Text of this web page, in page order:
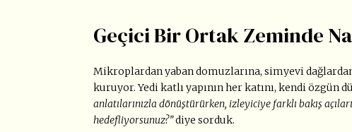
Geçici Bir Ortak Zeminde
Mikroplardan yaban domuzlarına, simyevi
kuruyor. Yedi katlı yapının her katını, kendi özgün
anlatılarınızla dönüştürürken, izleyiciye farklı bakış
hedefliyorsunuz?”diye sorduk.